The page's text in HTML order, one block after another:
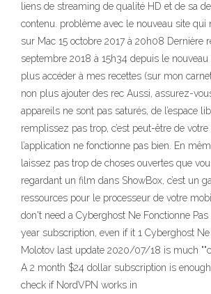
liens de streaming de qualité HD et de sa
contenu. problème avec le nouveau site qui
sur Mac 15 octobre 2017 à 20h08 Dernière
septembre 2018 à 15h34 depuis le
plus accéder à mes recettes (sur mon
non plus ajouter des rec Aussi, assurez-
appareils ne sont pas saturés, de l’espace
remplissez pas trop, c’est peut-être de votre
l’application ne fonctionne pas bien. En
laissez pas trop de choses ouvertes que
regardant un film dans ShowBox, c’est un
ressources pour le processeur de votre
don't need a Cyberghost Ne Fonctionne
year subscription, even if it 1 Cyberghost
Molotov last update 2020/07/18 is much
A 2 month $24 dollar subscription is
check if NordVPN works in